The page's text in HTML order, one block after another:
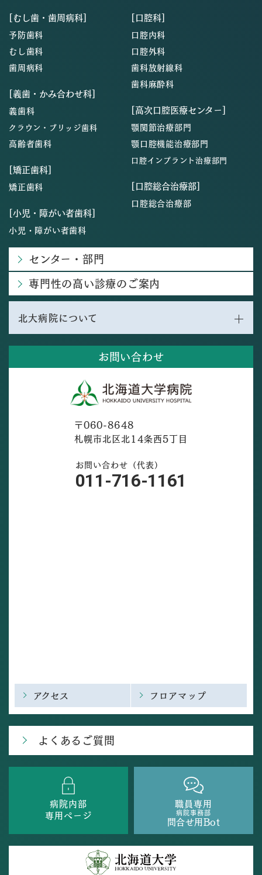
お問い合わせ
〒060-8648
札幌市北区北14条西5丁目
お問い合わせ（代表）
011-716-1161
アクセス フロアマップ
よくあるご質問
病院内部
専用ページ
職員専用
病院事務部
問合せ用Bot
[むし歯・歯周病科]
予防歯科
むし歯科
歯周病科
[義歯・かみ合わせ科]
義歯科
クラウン・ブリッジ歯科
高齢者歯科
[矯正歯科]
矯正歯科
[小児・障がい者歯科]
小児・障がい者歯科
[口腔科]
口腔内科
口腔外科
歯科放射線科
歯科麻酔科
[高次口腔医療センター]
顎関節治療部門
顎口腔機能治療部門
口腔インプラント治療部門
[口腔総合治療部]
口腔総合治療部
センター・部門
専門性の高い診療のご案内
北大病院について